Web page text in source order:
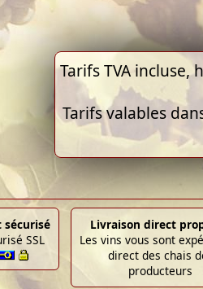
Tarifs TVA incluse,
Tarifs valables
sécurisé
SSL
Livraison direct
Les vins vous sont
direct des chais
producteurs